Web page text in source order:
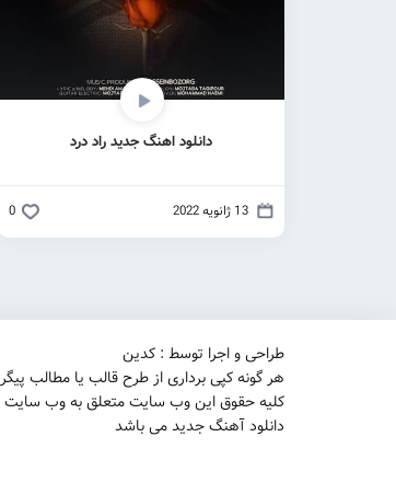
دانلود اهنگ جدید راد درد
13 ژانویه 2022 0
طراحی و اجرا توسط : کدین
هر گونه کپی برداری از طرح قالب یا مطالب
کلیه حقوق این وب سایت متعلق به وب
دانلود آهنگ جدید می باشد